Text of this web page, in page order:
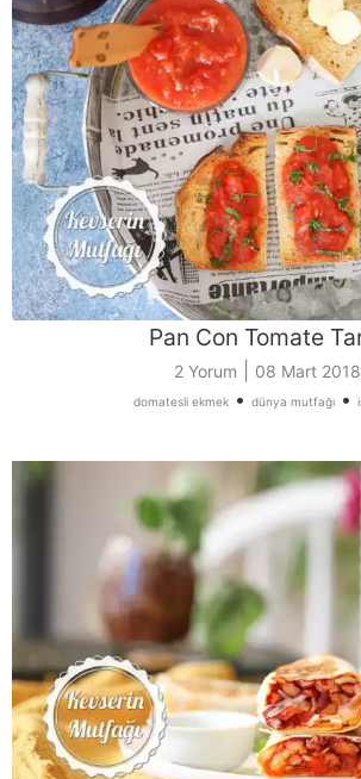
Pan Con Tomate
2 Yorum 08 Mart 2018
domatesli ekmek• dünya mutfağı•